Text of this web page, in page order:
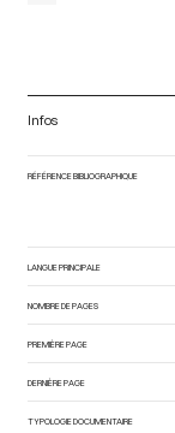
Infos
RÉFÉRENCE BIBLIOGRAPHIQUE
LANGUE PRINCIPALE
NOMBRE DE PAGES
PREMIÈRE PAGE
DERNIÈRE PAGE
TYPOLOGIE DOCUMENTAIRE